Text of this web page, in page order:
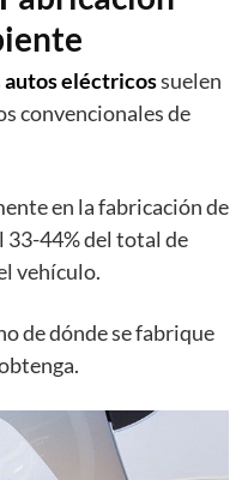
autos eléctricossuelen
convencionales de
en la fabricación de
33-44% del total de
vehículo.
de dónde se fabrique